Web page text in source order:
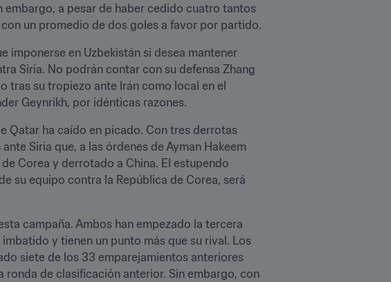
embargo, a pesar de haber cedido cuatro tantos
un promedio de dos goles a favor por partido.
imponerse en Uzbekistán si desea mantener
Siria. No podrán contar con su defensa Zhang
tras su tropiezo ante Irán como local en el
Geynrikh, por idénticas razones.
Qatar ha caído en picado. Con tres derrotas
Siria que, a las órdenes de Ayman Hakeem
Corea y derrotado a China. El estupendo
su equipo contra la República de Corea, será
campaña. Ambos han empezado la tercera
siete de los 33 emparejamientos anteriores
de clasificación anterior. Sin embargo, con